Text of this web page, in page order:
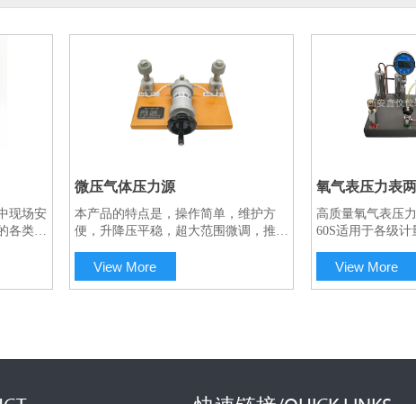
一服务
现场安
各类压
力变
表均
微压气体压力源
本产品的特点是，操作简单，维护方
便，升降压平稳，超大范围微调，推拉
制的调节细度高。集正负造压于一体，
正负压切换方便，无泄漏等特点，是校
View More
氧气表压力表
高质量氧气表压
60S适用于各级
禁油类压力表. 本
作用下的柱塞泵
View More